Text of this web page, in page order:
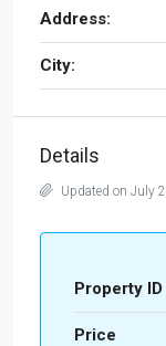
Address:
City:
Details
Updated on July
Property ID
Price